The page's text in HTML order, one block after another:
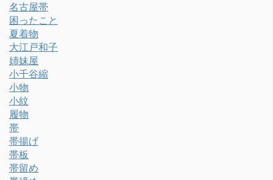
名古屋帯
困ったこと
夏着物
大江戸和子
姉妹屋
小千谷縮
小物
小紋
履物
帯
帯揚げ
帯板
帯留め